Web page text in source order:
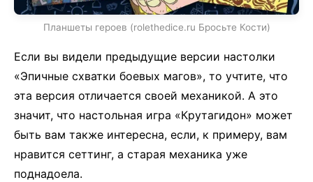
Планшеты героев (rolethedice.ru Бросьте Кости)
Если вы видели предыдущие версии настолки
«Эпичные схватки боевых магов», то учтите, что
эта версия отличается своей механикой. А это
значит, что настольная игра «Крутагидон» может
быть вам также интересна, если, к примеру, вам
нравится сеттинг, а старая механика уже
поднадоела.